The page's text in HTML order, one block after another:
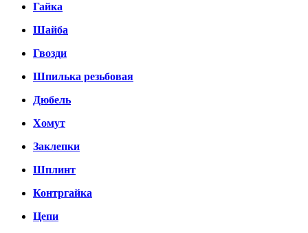
Гайка
Шайба
Гвозди
Шпилька резьбовая
Дюбель
Хомут
Заклепки
Шплинт
Контргайка
Цепи